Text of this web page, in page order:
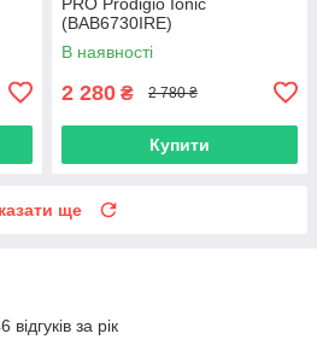
(BAB6730IRE)
В наявності
2 280 ₴ 2 780 ₴
Купити
ще
за рік